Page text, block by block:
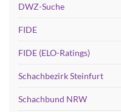
DWZ-Suche
FIDE
FIDE (ELO-Ratings)
Schachbezirk Steinfurt
Schachbund NRW